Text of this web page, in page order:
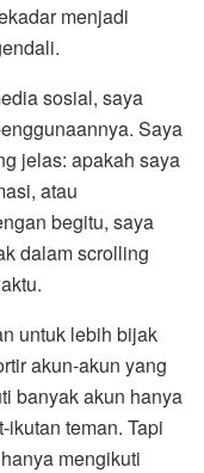
menjadi
sosial, saya
Saya
jelas: apakah saya
atau
begitu, saya
dalam scrolling
untuk lebih bijak
akun-akun yang
banyak akun hanya
teman. Tapi
mengikuti